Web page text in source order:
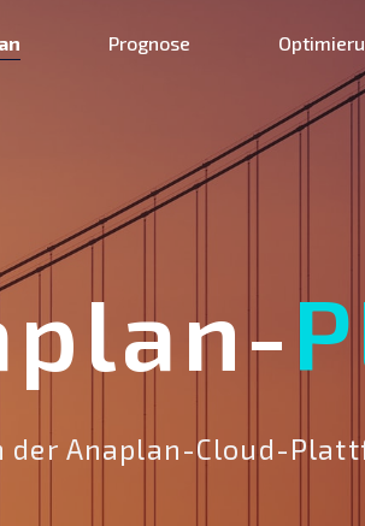
Prognose
der Anaplan-Cloud-